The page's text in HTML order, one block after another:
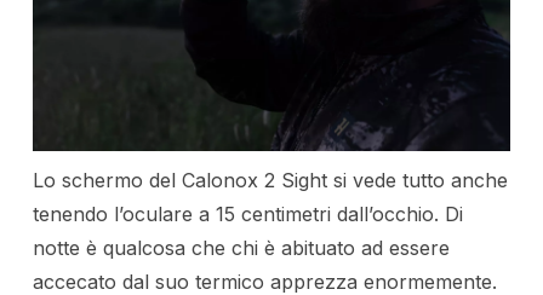
Lo schermo del Calonox 2 Sight si vede tutto anche
tenendo l’oculare a 15 centimetri dall’occhio. Di
notte è qualcosa che chi è abituato ad essere
accecato dal suo termico apprezza enormemente.